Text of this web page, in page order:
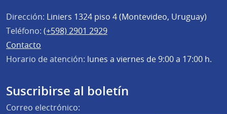
Dirección: Liniers 1324 piso 4 (Montevideo, Uruguay)
Teléfono: (+598) 2901 2929
Contacto
Horario de atención: lunes a viernes de 9:00 a 17:00 h.
Suscribirse al boletín
Correo electrónico: